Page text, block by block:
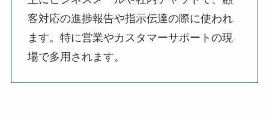
客対応の進捗報告や指示伝達の際に使われ
ます。特に営業やカスタマーサポートの現
場で多用されます。